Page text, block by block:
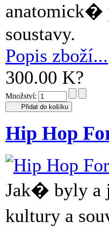
anatomick�
soustavy.
Popis zboží...
300.00 K?
Množství:
Hip Hop
Jak� byly a
kultury a